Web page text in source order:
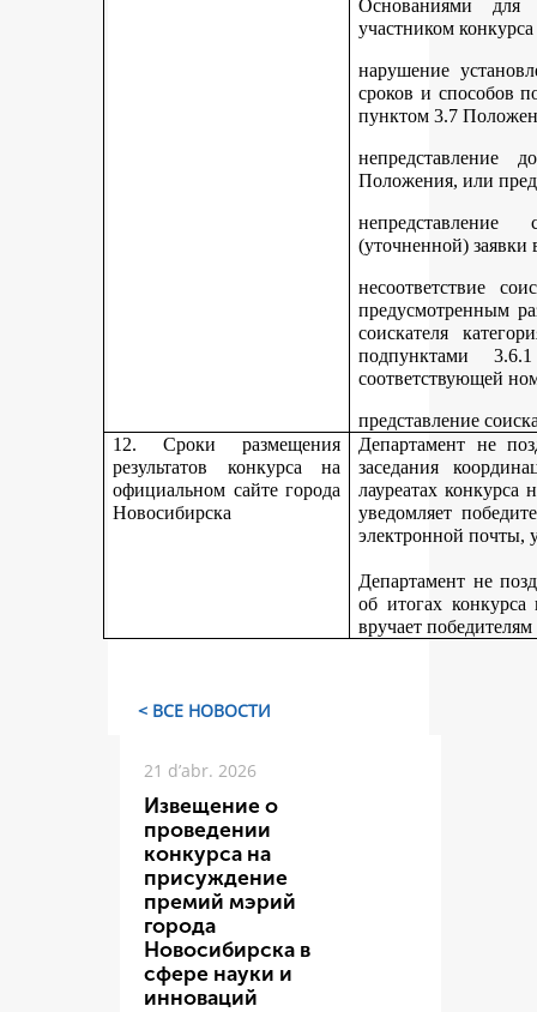
Основаниями для
участником
нарушение
сроков и способов
пунктом 3.7
непредставление
Положения, или
непредставление
(уточненной) заявки
несоответствие
предусмотренным
соискателя
подпунктами 3.6.1
соответствующей
представление
12. Сроки размещения
результатов конкурса на
официальном сайте города
Новосибирска
Департамент не
заседания
лауреатах
уведомляет
электронной почты,
Департамент не
об итогах
вручает
< ВСЕ НОВОСТИ
21 d’abr. 2026
Извещение о
проведении
конкурса на
присуждение
премий мэрий
города
Новосибирска в
сфере науки и
инноваций